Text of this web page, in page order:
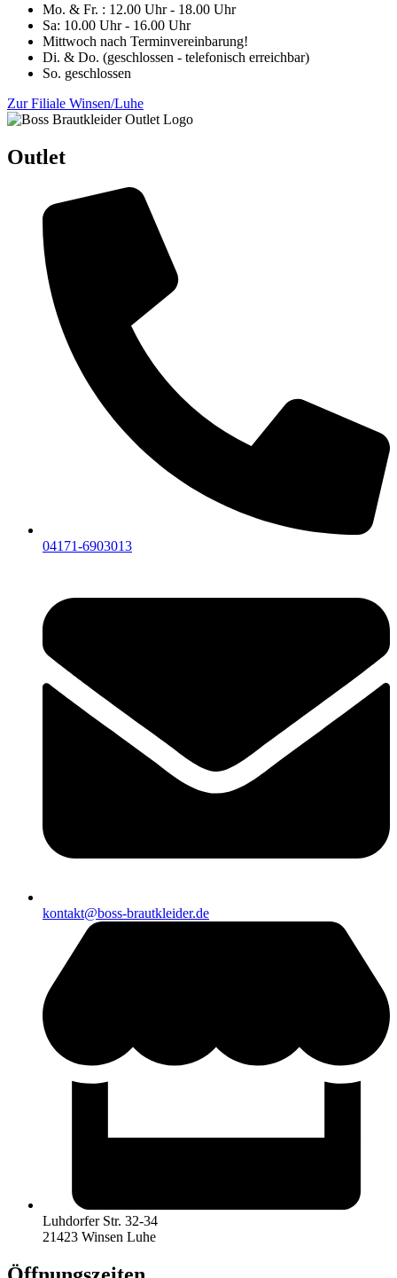
Mo. & Fr. : 12.00 Uhr - 18.00 Uhr
Sa: 10.00 Uhr - 16.00 Uhr
Mittwoch nach Terminvereinbarung!
Di. & Do. (geschlossen - telefonisch erreichbar)
So. geschlossen
Zur Filiale Winsen/Luhe
Outlet
04171-6903013
kontakt@boss-brautkleider.de
Luhdorfer Str. 32-34
21423 Winsen Luhe